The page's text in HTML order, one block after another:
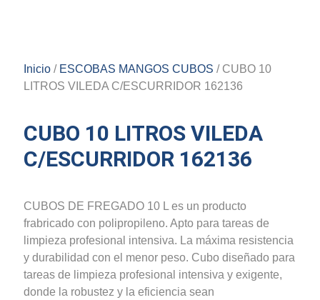
Inicio / ESCOBAS MANGOS CUBOS / CUBO 10
LITROS VILEDA C/ESCURRIDOR 162136
CUBO 10 LITROS VILEDA
C/ESCURRIDOR 162136
CUBOS DE FREGADO 10 L es un producto
frabricado con polipropileno. Apto para tareas de
limpieza profesional intensiva. La máxima resistencia
y durabilidad con el menor peso. Cubo diseñado para
tareas de limpieza profesional intensiva y exigente,
donde la robustez y la eficiencia sean